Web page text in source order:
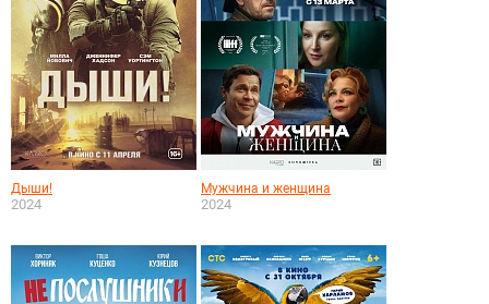
Дыши!
2024
Мужчина и женщина
2024